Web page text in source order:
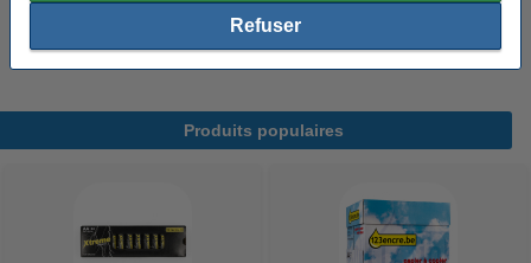
Refuser
Ce papier porte le label de qualité
Produits populaires